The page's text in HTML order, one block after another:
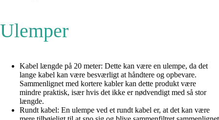
Ulemper
Kabel længde på 20 meter: Dette kan være en ulempe, da det
lange kabel kan være besværligt at håndtere og opbevare.
Sammenlignet med kortere kabler kan dette produkt være
mindre praktisk, især hvis det ikke er nødvendigt med så stor
længde.
Rundt kabel: En ulempe ved et rundt kabel er, at det kan være